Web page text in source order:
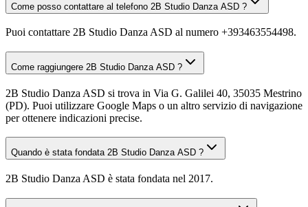
Come posso contattare al telefono 2B Studio Danza ASD ?
Puoi contattare 2B Studio Danza ASD al numero +393463554498.
Come raggiungere 2B Studio Danza ASD ?
2B Studio Danza ASD si trova in Via G. Galilei 40, 35035 Mestrino
(PD). Puoi utilizzare Google Maps o un altro servizio di navigazione
per ottenere indicazioni precise.
Quando è stata fondata 2B Studio Danza ASD ?
2B Studio Danza ASD è stata fondata nel 2017.